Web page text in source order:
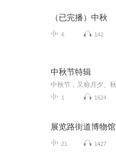
（已完播）中秋
6 142
中秋节特辑
1 1624
展览路街道博物馆
21 1427